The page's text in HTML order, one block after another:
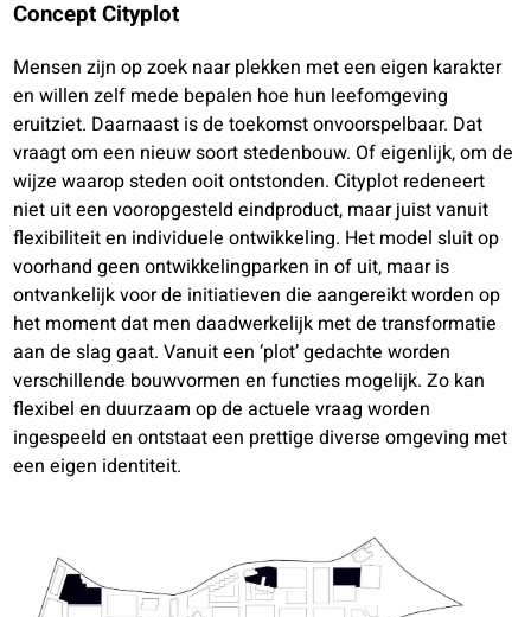
Concept Cityplot
Mensen zijn op zoek naar plekken met een eigen karakter
en willen zelf mede bepalen hoe hun leefomgeving
eruitziet. Daarnaast is de toekomst onvoorspelbaar. Dat
vraagt om een nieuw soort stedenbouw. Of eigenlijk, om de
wijze waarop steden ooit ontstonden. Cityplot redeneert
niet uit een vooropgesteld eindproduct, maar juist vanuit
flexibiliteit en individuele ontwikkeling. Het model sluit op
voorhand geen ontwikkelingparken in of uit, maar is
ontvankelijk voor de initiatieven die aangereikt worden op
het moment dat men daadwerkelijk met de transformatie
aan de slag gaat. Vanuit een ‘plot’ gedachte worden
verschillende bouwvormen en functies mogelijk. Zo kan
flexibel en duurzaam op de actuele vraag worden
ingespeeld en ontstaat een prettige diverse omgeving met
een eigen identiteit.